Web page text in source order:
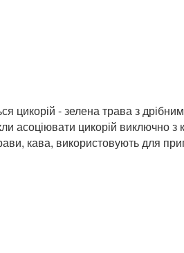
цикорій - зелена трава з
асоціювати цикорій
кава, використовують для